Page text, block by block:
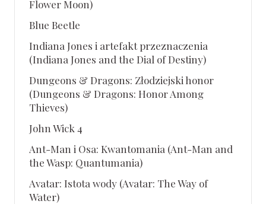
Flower Moon)
Blue Beetle
Indiana Jones i artefakt przeznaczenia
(Indiana Jones and the Dial of Destiny)
Dungeons & Dragons: Złodziejski honor
(Dungeons & Dragons: Honor Among
Thieves)
John Wick 4
Ant-Man i Osa: Kwantomania (Ant-Man and
the Wasp: Quantumania)
Avatar: Istota wody (Avatar: The Way of
Water)